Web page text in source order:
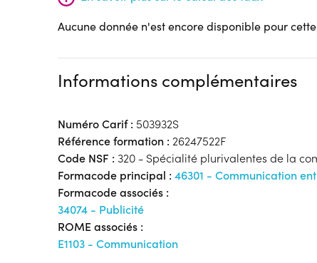
Aucune donnée n'est encore disponible pour
Informations complémentaires
Numéro Carif : 503932S
Référence formation : 26247522F
Code NSF : 320 - Spécialité plurivalentes de la
Formacode principal : 46301 - Communication
Formacode associés :
34074 - Publicité
ROME associés :
E1103 - Communication